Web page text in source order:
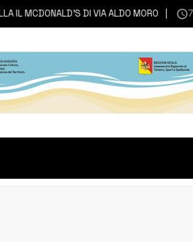
DI VIA ALDO MORO 7